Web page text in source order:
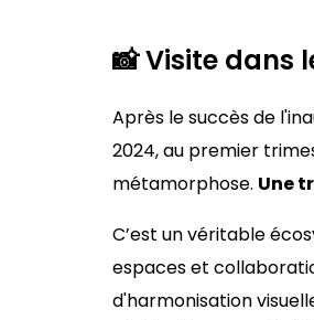
📸 Visite dans
Après le succès de
2024, au premier
métamorphose. Une
C’est un véritable
espaces et
d'harmonisation